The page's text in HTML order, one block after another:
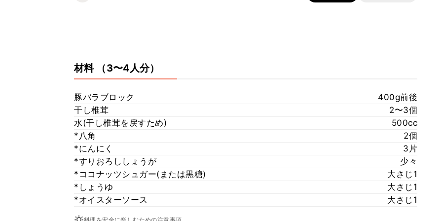
材料 （3〜4人分）
豚バラブロック
400g前後
干し椎茸
2〜3個
水(干し椎茸を戻すため)
500cc
*八角
2個
*にんにく
3片
*すりおろししょうが
少々
*ココナッツシュガー(または黒糖)
大さじ1
*しょうゆ
大さじ1
*オイスターソース
大さじ1
料理を安全に楽しむための注意事項